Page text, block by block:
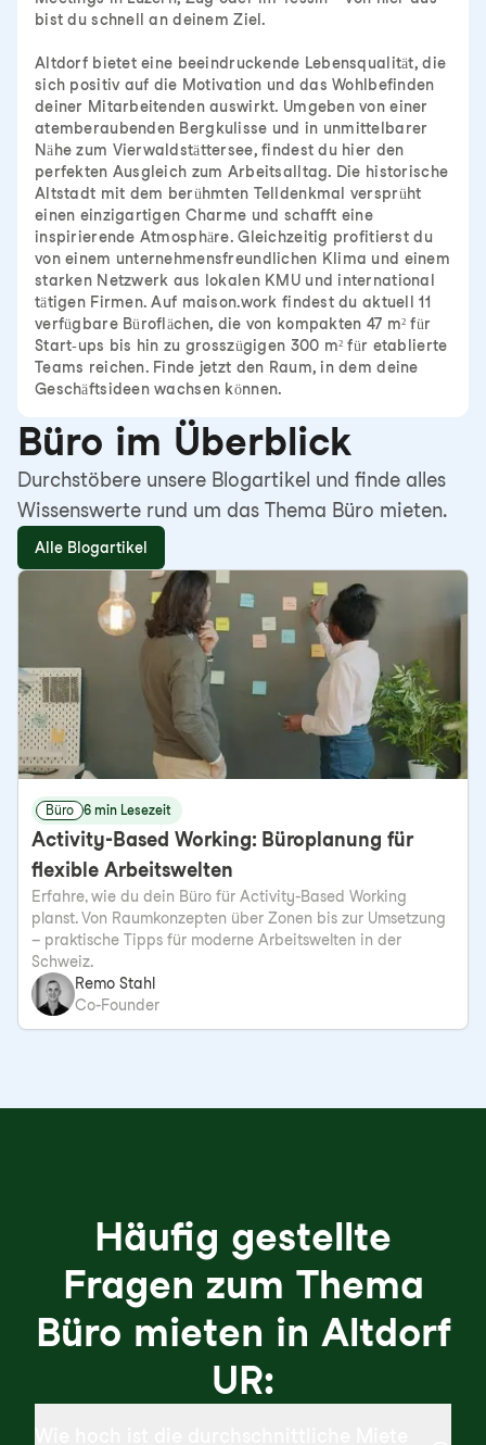
bist du schnell an deinem Ziel.
Altdorf bietet eine beeindruckende Lebensqualität, die
sich positiv auf die Motivation und das Wohlbefinden
deiner Mitarbeitenden auswirkt. Umgeben von einer
atemberaubenden Bergkulisse und in unmittelbarer
Nähe zum Vierwaldstättersee, findest du hier den
perfekten Ausgleich zum Arbeitsalltag. Die historische
Altstadt mit dem berühmten Telldenkmal versprüht
einen einzigartigen Charme und schafft eine
inspirierende Atmosphäre. Gleichzeitig profitierst du
von einem unternehmensfreundlichen Klima und einem
starken Netzwerk aus lokalen KMU und international
tätigen Firmen. Auf maison.work findest du aktuell 11
verfügbare Büroflächen, die von kompakten 47 m² für
Start-ups bis hin zu grosszügigen 300 m² für etablierte
Teams reichen. Finde jetzt den Raum, in dem deine
Geschäftsideen wachsen können.
Büro im Überblick
Durchstöbere unsere Blogartikel und finde alles
Wissenswerte rund um das Thema Büro mieten.
Alle Blogartikel
Büro 6 min Lesezeit
Activity-Based Working: Büroplanung für
flexible Arbeitswelten
Erfahre, wie du dein Büro für Activity-Based Working
planst. Von Raumkonzepten über Zonen bis zur Umsetzung
– praktische Tipps für moderne Arbeitswelten in der
Schweiz.
Remo Stahl
Co-Founder
Häufig gestellte
Fragen zum Thema
Büro mieten in Altdorf
UR: